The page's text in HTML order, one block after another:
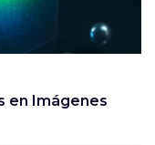
en Imágenes